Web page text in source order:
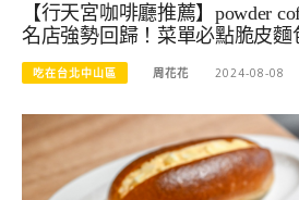
【行天宮咖啡廳推薦】powder
名店強勢回歸！菜單必點脆皮麵
吃在台北中山區 周花花 2024-08-08